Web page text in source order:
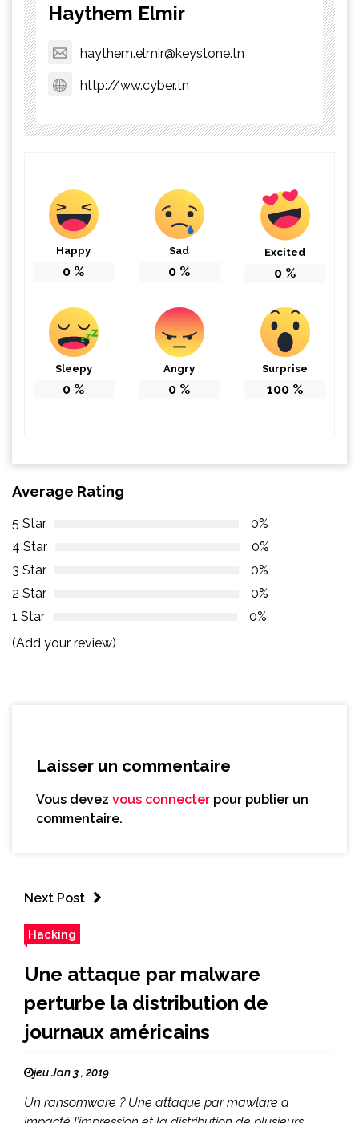
Haythem Elmir
haythem.elmir@keystone.tn
http://ww.cyber.tn
Happy
0 %
Sad
0 %
Excited
0 %
Sleepy
0 %
Angry
0 %
Surprise
100 %
Average Rating
5 Star
0%
4 Star
0%
3 Star
0%
2 Star
0%
1 Star
0%
(Add your review)
Laisser un commentaire
Vous devez vous connecter pour publier un
commentaire.
Next Post
Hacking
Une attaque par malware
perturbe la distribution de
journaux américains
jeu Jan 3 , 2019
Un ransomware ? Une attaque par mawlare a